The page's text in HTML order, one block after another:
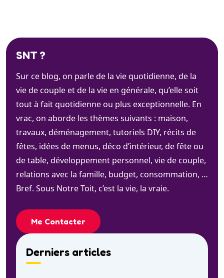
SNT ?
Sur ce blog, on parle de la vie quotidienne, de la
vie de couple et de la vie en générale, qu’elle soit
tout à fait quotidienne ou plus exceptionnelle. En
vrac, on aborde les thèmes suivants : maison,
travaux, déménagement, tutoriels DIY, récits de
fêtes, idées de menus, déco d’intérieur, de fête ou
de table, développement personnel, vie de couple,
relations avec la famille, budget, consommation, …
Bref. Sous Notre Toit, c’est la vie, la vraie.
Me Contacter
Derniers articles